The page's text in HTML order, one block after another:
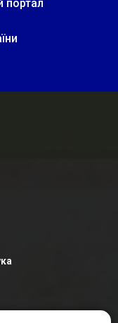
портал